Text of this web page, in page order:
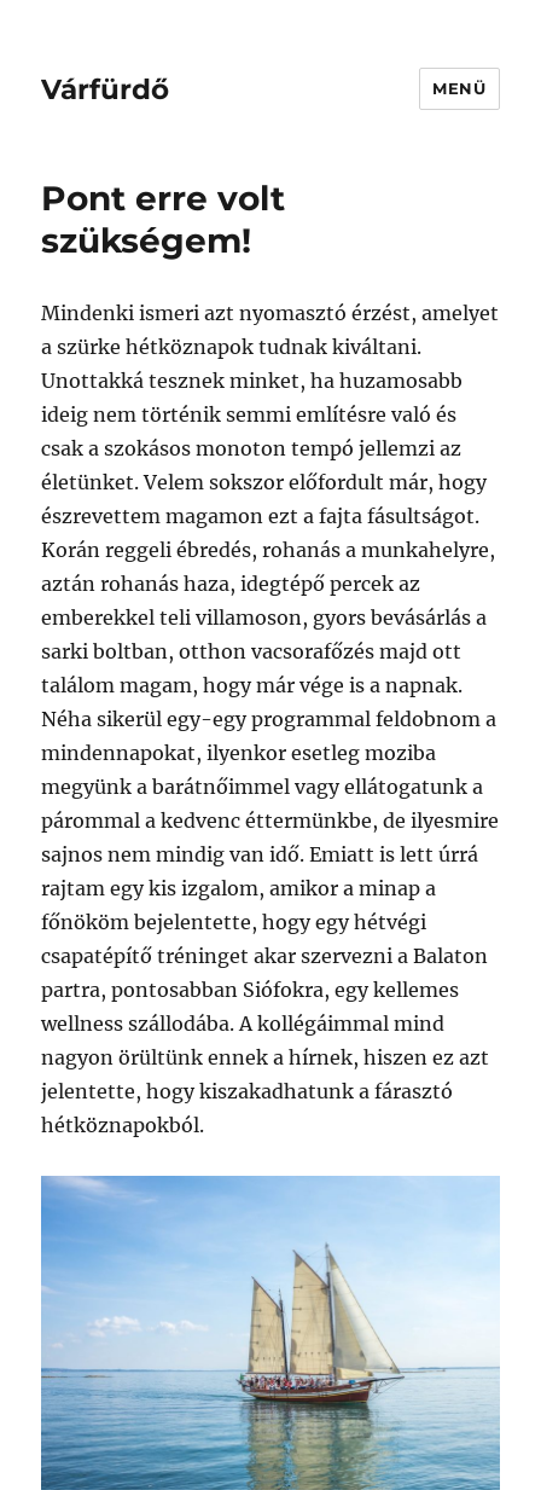
Várfürdő MENÜ
Pont erre volt
szükségem!
Mindenki ismeri azt nyomasztó érzést, amelyet
a szürke hétköznapok tudnak kiváltani.
Unottakká tesznek minket, ha huzamosabb
ideig nem történik semmi említésre való és
csak a szokásos monoton tempó jellemzi az
életünket. Velem sokszor előfordult már, hogy
észrevettem magamon ezt a fajta fásultságot.
Korán reggeli ébredés, rohanás a munkahelyre,
aztán rohanás haza, idegtépő percek az
emberekkel teli villamoson, gyors bevásárlás a
sarki boltban, otthon vacsorafőzés majd ott
találom magam, hogy már vége is a napnak.
Néha sikerül egy-egy programmal feldobnom a
mindennapokat, ilyenkor esetleg moziba
megyünk a barátnőimmel vagy ellátogatunk a
párommal a kedvenc éttermünkbe, de ilyesmire
sajnos nem mindig van idő. Emiatt is lett úrrá
rajtam egy kis izgalom, amikor a minap a
főnököm bejelentette, hogy egy hétvégi
csapatépítő tréninget akar szervezni a Balaton
partra, pontosabban Siófokra, egy kellemes
wellness szállodába. A kollégáimmal mind
nagyon örültünk ennek a hírnek, hiszen ez azt
jelentette, hogy kiszakadhatunk a fárasztó
hétköznapokból.